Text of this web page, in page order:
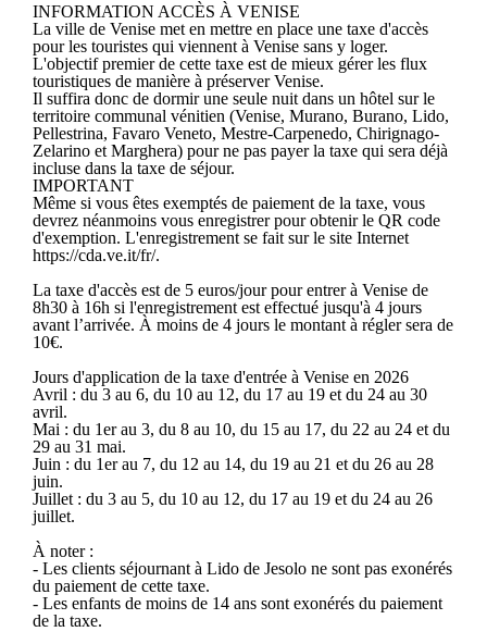
INFORMATION ACCÈS À VENISE
La ville de Venise met en mettre en place une taxe d'accès
pour les touristes qui viennent à Venise sans y loger.
L'objectif premier de cette taxe est de mieux gérer les flux
touristiques de manière à préserver Venise.
Il suffira donc de dormir une seule nuit dans un hôtel sur le
territoire communal vénitien (Venise, Murano, Burano, Lido,
Pellestrina, Favaro Veneto, Mestre-Carpenedo, Chirignago-
Zelarino et Marghera) pour ne pas payer la taxe qui sera déjà
incluse dans la taxe de séjour.
IMPORTANT
Même si vous êtes exemptés de paiement de la taxe, vous
devrez néanmoins vous enregistrer pour obtenir le QR code
d'exemption. L'enregistrement se fait sur le site Internet
https://cda.ve.it/fr/.
La taxe d'accès est de 5 euros/jour pour entrer à Venise de
8h30 à 16h si l'enregistrement est effectué jusqu'à 4 jours
avant l’arrivée. À moins de 4 jours le montant à régler sera de
10€.
Jours d'application de la taxe d'entrée à Venise en 2026
Avril : du 3 au 6, du 10 au 12, du 17 au 19 et du 24 au 30
avril.
Mai : du 1er au 3, du 8 au 10, du 15 au 17, du 22 au 24 et du
29 au 31 mai.
Juin : du 1er au 7, du 12 au 14, du 19 au 21 et du 26 au 28
juin.
Juillet : du 3 au 5, du 10 au 12, du 17 au 19 et du 24 au 26
juillet.
À noter :
- Les clients séjournant à Lido de Jesolo ne sont pas exonérés
du paiement de cette taxe.
- Les enfants de moins de 14 ans sont exonérés du paiement
de la taxe.